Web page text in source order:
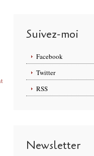
Suivez-moi
Facebook
Twitter
RSS
Newsletter